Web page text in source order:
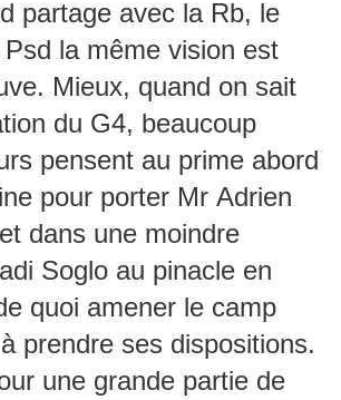
partage avec la Rb, le
la même vision est
Mieux, quand on sait
du G4, beaucoup
pensent au prime abord
pour porter Mr Adrien
dans une moindre
Soglo au pinacle en
quoi amener le camp
prendre ses dispositions.
une grande partie de